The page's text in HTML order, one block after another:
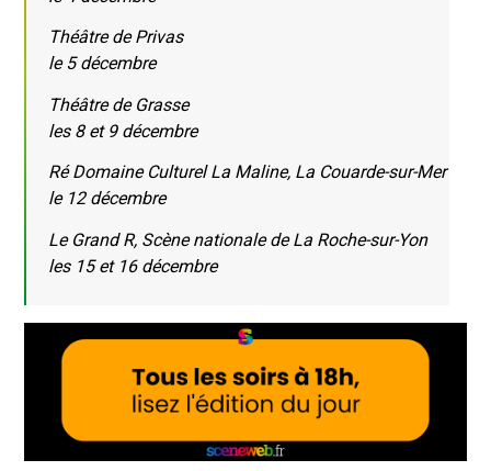
Théâtre de Privas
le 5 décembre
Théâtre de Grasse
les 8 et 9 décembre
Ré Domaine Culturel La Maline, La Couarde-sur-Mer
le 12 décembre
Le Grand R, Scène nationale de La Roche-sur-Yon
les 15 et 16 décembre